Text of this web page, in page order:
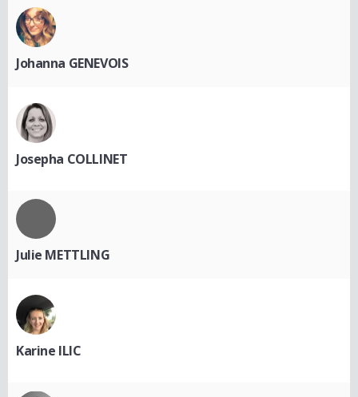
Johanna GENEVOIS
Josepha COLLINET
Julie METTLING
Karine ILIC